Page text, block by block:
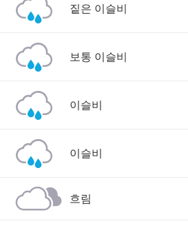
짙은 이슬비
보통 이슬비
이슬비
이슬비
흐림